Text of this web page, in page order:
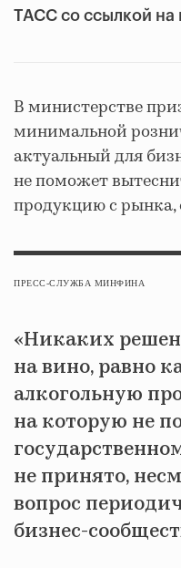
ТАСС со ссылкой на
В министерстве
минимальной
актуальный для
не поможет
продукцию с
ПРЕСС-СЛУЖБА МИНФИНА
«Никаких
на вино, равно
алкогольную
на которую не
не принято,
вопрос
бизнес-